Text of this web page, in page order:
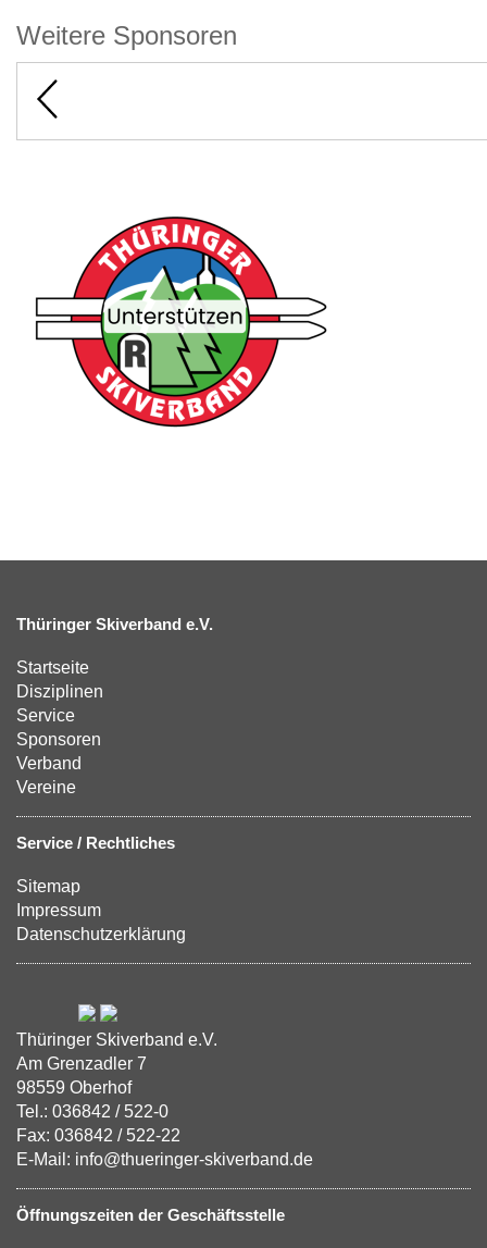
Weitere Sponsoren
Thüringer Skiverband e.V.
Startseite
Disziplinen
Service
Sponsoren
Verband
Vereine
Service / Rechtliches
Sitemap
Impressum
Datenschutzerklärung
Thüringer Skiverband e.V.
Am Grenzadler 7
98559 Oberhof
Tel.: 036842 / 522-0
Fax: 036842 / 522-22
E-Mail: info@thueringer-skiverband.de
Öffnungszeiten der Geschäftsstelle